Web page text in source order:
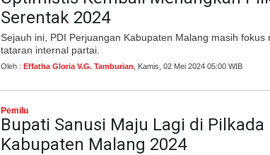
Serentak 2024
Sejauh ini, PDI Perjuangan Kabupaten Malang masih fokus
tataran internal partai.
Oleh : Effatha Gloria V.G. Tamburian , Kamis, 02 Mei 2024 05:00 WIB
Pemilu
Bupati Sanusi Maju Lagi di Pilkada
Kabupaten Malang 2024